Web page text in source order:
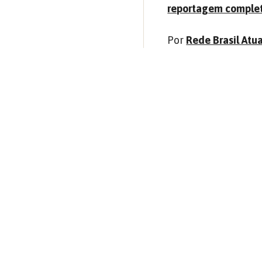
reportagem
Por Rede Brasil Atua